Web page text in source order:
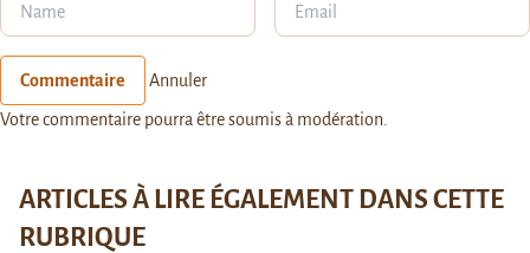
Commentaire Annuler
Votre commentaire pourra être soumis à modération.
ARTICLES À LIRE ÉGALEMENT DANS CETTE
RUBRIQUE